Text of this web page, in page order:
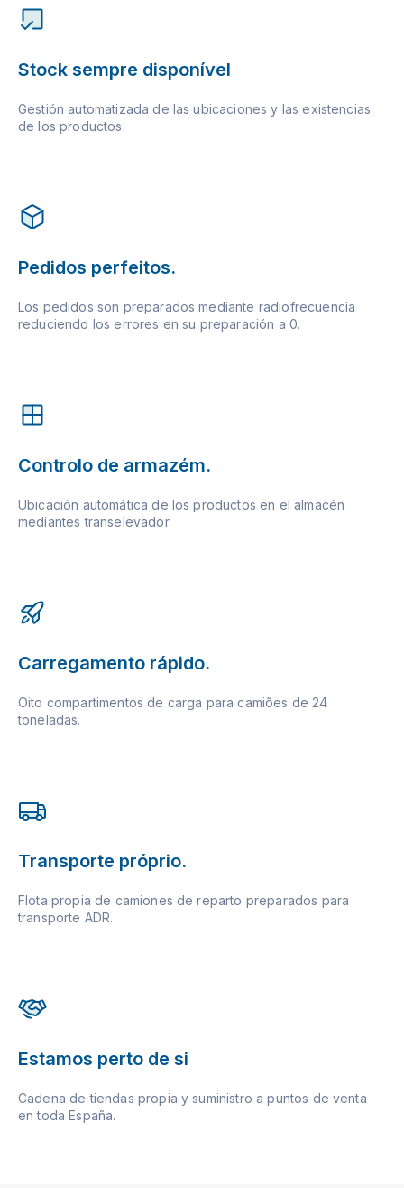
Stock sempre disponível
Gestión automatizada de las ubicaciones y las existencias
de los productos.
Pedidos perfeitos.
Los pedidos son preparados mediante radiofrecuencia
reduciendo los errores en su preparación a 0.
Controlo de armazém.
Ubicación automática de los productos en el almacén
mediantes transelevador.
Carregamento rápido.
Oito compartimentos de carga para camiões de 24
toneladas.
Transporte próprio.
Flota propia de camiones de reparto preparados para
transporte ADR.
Estamos perto de si
Cadena de tiendas propia y suministro a puntos de venta
en toda España.